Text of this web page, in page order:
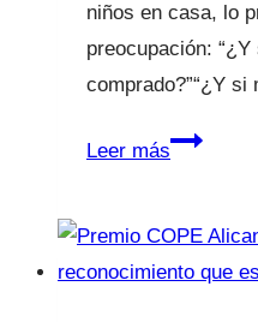
niños en casa, lo
preocupación:
comprado?”“¿Y
Leer másAlerta
en